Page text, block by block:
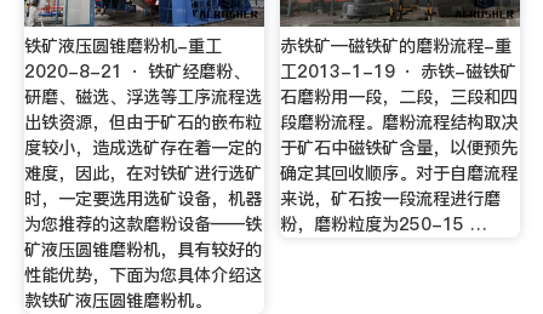
铁矿液压圆锥磨粉机-重工
2020-8-21 · 铁矿经磨粉、
研磨、磁选、浮选等工序流程选
出铁资源，但由于矿石的嵌布粒
度较小，造成选矿存在着一定的
难度，因此，在对铁矿进行选矿
时，一定要选用选矿设备，机器
为您推荐的这款磨粉设备——铁
矿液压圆锥磨粉机，具有较好的
性能优势，下面为您具体介绍这
款铁矿液压圆锥磨粉机。
赤铁矿—磁铁矿的磨粉流程-重
工2013-1-19 · 赤铁-磁铁矿
石磨粉用一段，二段，三段和四
段磨粉流程。磨粉流程结构取决
于矿石中磁铁矿含量，以便预先
确定其回收顺序。对于自磨流程
来说，矿石按一段流程进行磨
粉，磨粉粒度为250-15 …